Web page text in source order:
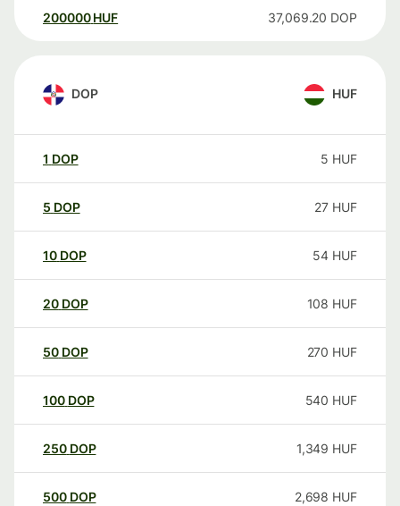
200000 HUF 37,069.20 DOP
DOP HUF
1 DOP 5 HUF
5 DOP 27 HUF
10 DOP 54 HUF
20 DOP 108 HUF
50 DOP 270 HUF
100 DOP 540 HUF
250 DOP 1,349 HUF
500 DOP 2,698 HUF